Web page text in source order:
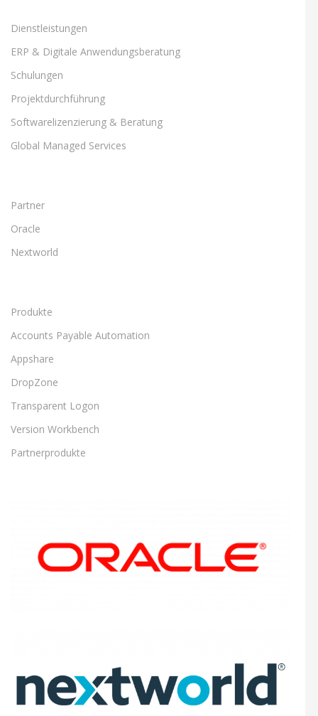
Dienstleistungen
ERP & Digitale Anwendungsberatung
Schulungen
Projektdurchführung
Softwarelizenzierung & Beratung
Global Managed Services
Partner
Oracle
Nextworld
Produkte
Accounts Payable Automation
Appshare
DropZone
Transparent Logon
Version Workbench
Partnerprodukte